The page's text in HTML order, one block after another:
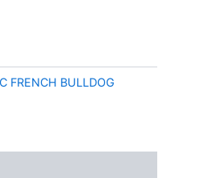
FRENCH BULLDOG